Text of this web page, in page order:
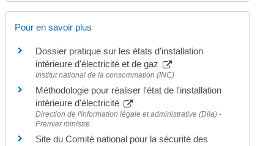
Pour en savoir plus
Dossier pratique sur les états d'installation
intérieure d'électricité et de gaz
Institut national de la consommation (INC)
Méthodologie pour réaliser l'état de l'installation
intérieure d'électricité
Direction de l'information légale et administrative (Dila) -
Premier ministre
Site du Comité national pour la sécurité des